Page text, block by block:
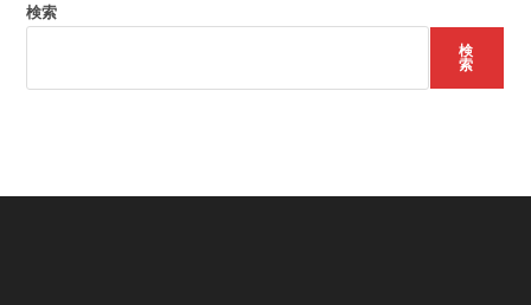
e
b
k
er l s
A
検索
検
索